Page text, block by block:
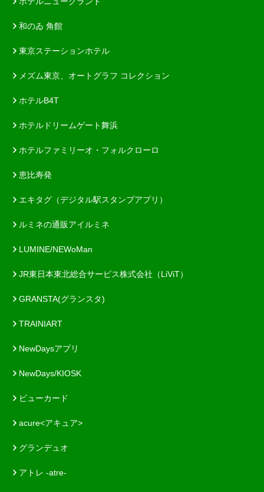
和のゐ 角館
東京ステーションホテル
メズム東京、オートグラフ コレクション
ホテルB4T
ホテルドリームゲート舞浜
ホテルファミリーオ・フォルクローロ
恵比寿発
エキタグ（デジタル駅スタンプアプリ）
ルミネの通販アイルミネ
LUMINE/NEWoMan
JR東日本東北総合サービス株式会社（LiViT）
GRANSTA(グランスタ)
TRAINIART
NewDaysアプリ
NewDays/KIOSK
ビューカード
acure<アキュア>
グランデュオ
アトレ -atre-